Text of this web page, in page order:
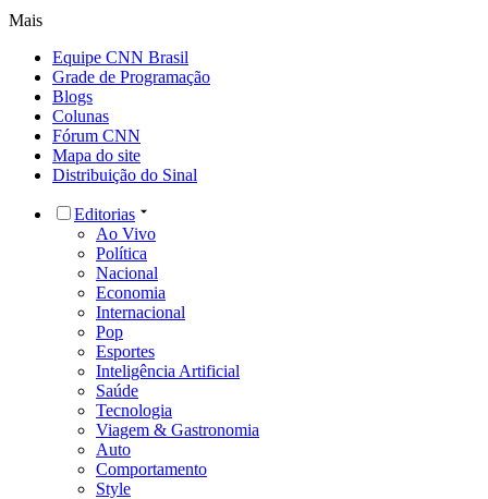
Mais
Equipe CNN Brasil
Grade de Programação
Blogs
Colunas
Fórum CNN
Mapa do site
Distribuição do Sinal
Editorias
Ao Vivo
Política
Nacional
Economia
Internacional
Pop
Esportes
Inteligência Artificial
Saúde
Tecnologia
Viagem & Gastronomia
Auto
Comportamento
Style